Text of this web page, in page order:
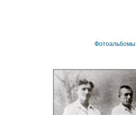
Фотоальбомы